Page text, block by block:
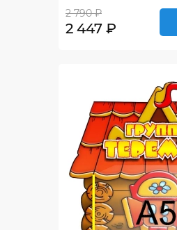
2 790 ₽
2 447 ₽